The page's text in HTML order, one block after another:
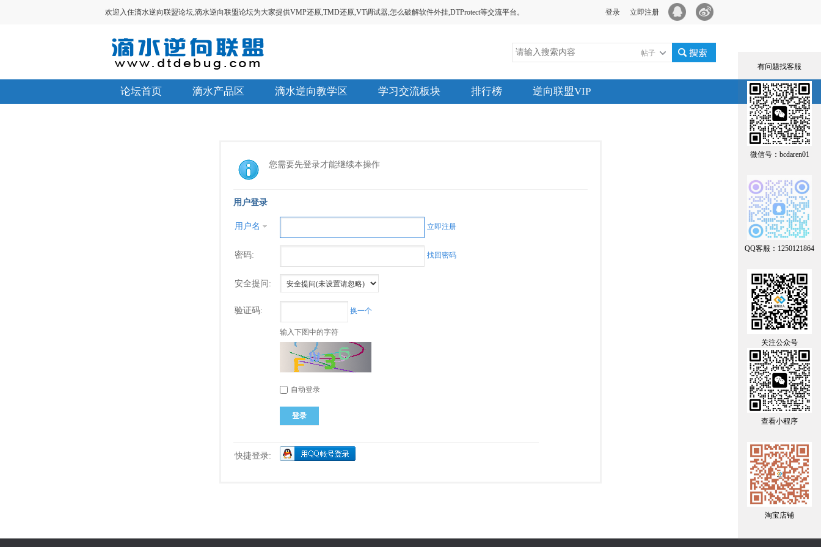
欢迎入住滴水逆向联盟论坛,滴水逆向联盟论坛为大家提供VMP还原,TMD还原,VT调试器,怎么破解软件外挂,DTProtect等交流平台。 立即注册
登录
帖子
论坛首页 滴水产品区 滴水逆向教学区 学习交流板块 排行榜 逆向联盟VIP
有问题找客服
微信号：bcdaren01
QQ客服：1250121864
关注公众号
查看小程序
淘宝店铺
您需要先登录才能继续本操作
用户登录
用户名 立即注册
密码: 找回密码
安全提问:
验证码: 换一个
输入下图中的字符
自动登录
登录
快捷登录: